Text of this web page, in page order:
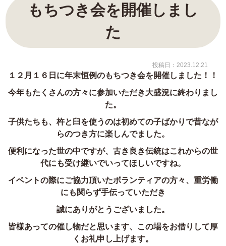
もちつき会を開催しまし
た
投稿日：2023.12.21
１２月１６日に年末恒例のもちつき会を開催しました！！
今年もたくさんの方々に参加いただき大盛況に終わりまし
た。
子供たちも、杵と臼を使うのは初めての子ばかりで昔なが
らのつき方に楽しんでました。
便利になった世の中ですが、古き良き伝統はこれからの世
代にも受け継いでいってほしいですね。
イベントの際にご協力頂いたボランティアの方々、重労働
にも関らず手伝っていただき
誠にありがとうございました。
皆様あっての催し物だと思います、この場をお借りして厚
くお礼申し上げます。